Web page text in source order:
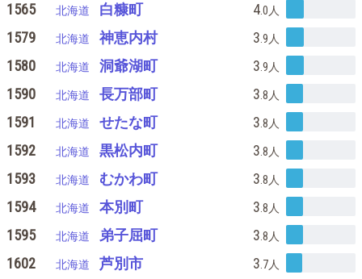
1565 北海道 白糠町 4.0 人
1579 北海道 神恵内村 3 .9 人
1580 北海道 洞爺湖町 3 .9 人
1590 北海道 長万部町 3 .8 人
1591 北海道 せたな町 3 .8 人
1592 北海道 黒松内町 3 .8 人
1593 北海道 むかわ町 3 .8 人
1594 北海道 本別町 3 .8 人
1595 北海道 弟子屈町 3 .8 人
1602 北海道 芦別市 3 .7人